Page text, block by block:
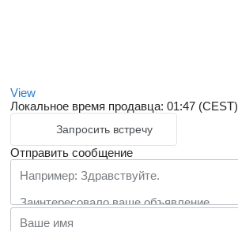
View
Локальное время продавца: 01:47 (CEST)
Запросить встречу
Отправить сообщение